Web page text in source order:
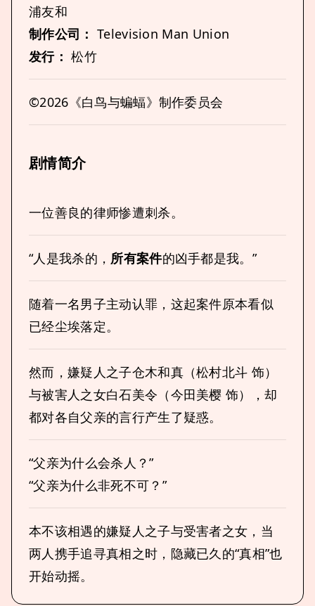
浦友和
制作公司： Television Man Union
发行： 松竹
©2026《白鸟与蝙蝠》制作委员会
剧情简介
一位善良的律师惨遭刺杀。
“人是我杀的， 所有案件的凶手都是我。”
随着一名男子主动认罪，这起案件原本看似
已经尘埃落定。
然而，嫌疑人之子仓木和真（松村北斗 饰）
与被害人之女白石美令（今田美樱 饰），却
都对各自父亲的言行产生了疑惑。
“父亲为什么会杀人？”
“父亲为什么非死不可？”
本不该相遇的嫌疑人之子与受害者之女，当
两人携手追寻真相之时，隐藏已久的“真相”也
开始动摇。